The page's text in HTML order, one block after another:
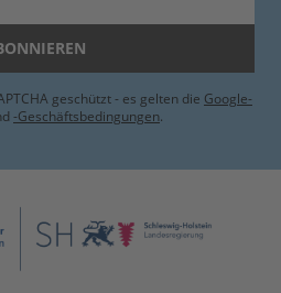
geschützt - es gelten die Google-
-Geschäftsbedingungen.